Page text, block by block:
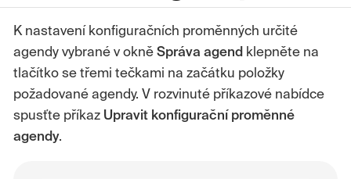
K nastavení konfiguračních proměnných určité
agendy vybrané v okně Správa agend klepněte na
tlačítko se třemi tečkami na začátku položky
požadované agendy. V rozvinuté příkazové nabídce
spusťte příkaz Upravit konfigurační proměnné
agendy.